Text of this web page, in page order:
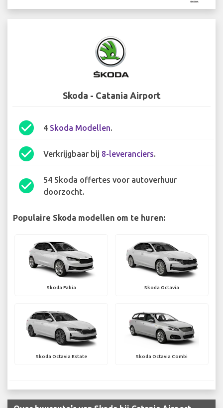
Skoda - Catania Airport
check_circle 4 Skoda Modellen.
check_circle Verkrijgbaar bij 8-leveranciers.
check_circle
54 Skoda offertes voor autoverhuur
doorzocht.
Populaire Skoda modellen om te huren:
Skoda Fabia Skoda Octavia
Skoda Octavia Estate Skoda Octavia Combi